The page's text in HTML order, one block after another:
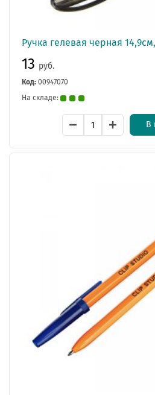
Ручка гелевая черная
13 руб.
Код: 00947070
На складе:
В